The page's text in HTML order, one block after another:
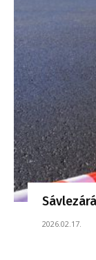
2026.02.17.